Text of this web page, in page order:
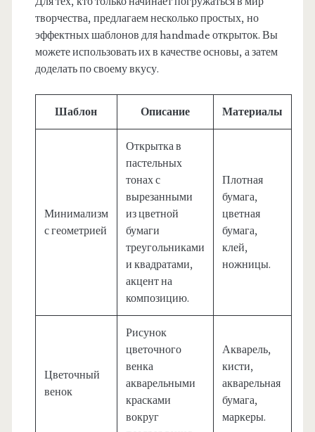
творчества, предлагаем несколько простых, но
эффектных шаблонов для handmade открыток. Вы
можете использовать их в качестве основы, а затем
доделать по своему вкусу.
Шаблон Описание Материалы
Минимализм
с геометрией
Открытка в
пастельных
тонах с
вырезанными
из цветной
бумаги
треугольниками
и квадратами,
акцент на
композицию.
Плотная
бумага,
цветная
бумага,
клей,
ножницы.
Цветочный
венок
Рисунок
цветочного
венка
акварельными
красками
вокруг
Акварель,
кисти,
акварельная
бумага,
маркеры.